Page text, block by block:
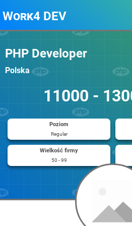
Work4 DEV
PHP Developer
Polska
11000 -
Poziom
Regular
Wielkość firmy
50 - 99